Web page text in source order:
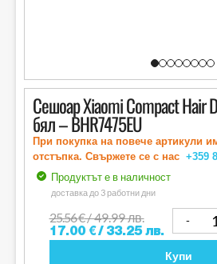
Сешоар Xiaomi Compact Hair
бял – BHR7475EU
При покупка на повече артикули
отстъпка. Свържете се с нас +359
Продуктът е в наличност
доставка до 3 работни дни
25.56€/ 49.99 лв.
17.00 €/ 33.25 лв.
Купи